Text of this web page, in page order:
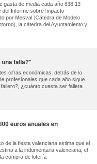
gasta de media cada año 638,13
del Informe sobre Impacto
por Mesval (Cátedra de Modelo
la cátedra del Ayuntamiento y
una falla?"
cifras económicas, detrás de lo
profesionales que cada año sigue
¿cuánto cuesta ser fallera
euros anuales en
de la fiesta valenciana estima que el
a la indumentaria valenciana; el
compra de lotería